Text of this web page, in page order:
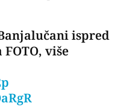
ispred
više